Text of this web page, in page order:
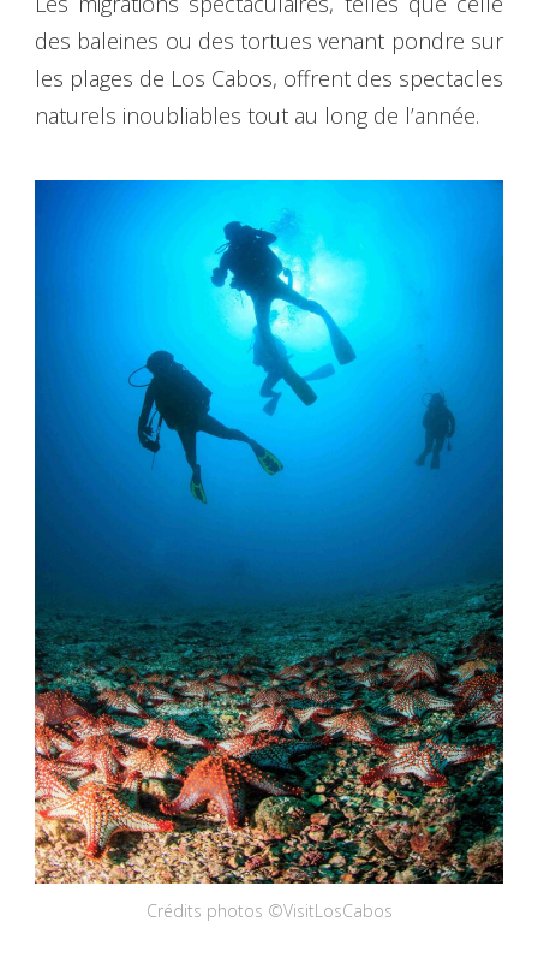
des baleines ou des tortues venant pondre sur
les plages de Los Cabos, offrent des spectacles
naturels inoubliables tout au long de l’année.
Crédits photos ©VisitLosCabos